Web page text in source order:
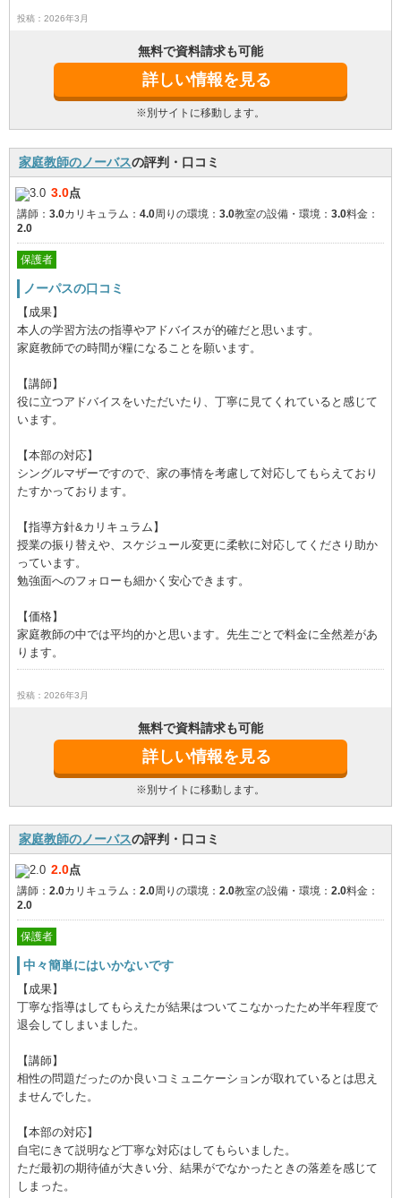
投稿：2026年3月
無料で資料請求も可能
詳しい情報を見る
※別サイトに移動します。
家庭教師のノーバスの評判・口コミ
3.0点
講師： 3.0カリキュラム： 4.0周りの環境： 3.0教室の設備・環境： 3.0料金：
2.0
保護者
ノーパスの口コミ
【成果】
本人の学習方法の指導やアドバイスが的確だと思います。
家庭教師での時間が糧になることを願います。
【講師】
役に立つアドバイスをいただいたり、丁寧に見てくれていると感じて
います。
【本部の対応】
シングルマザーですので、家の事情を考慮して対応してもらえており
たすかっております。
【指導方針&カリキュラム】
授業の振り替えや、スケジュール変更に柔軟に対応してくださり助か
っています。
勉強面へのフォローも細かく安心できます。
【価格】
家庭教師の中では平均的かと思います。先生ごとで料金に全然差があ
ります。
投稿：2026年3月
無料で資料請求も可能
詳しい情報を見る
※別サイトに移動します。
家庭教師のノーバスの評判・口コミ
2.0点
講師： 2.0カリキュラム： 2.0周りの環境： 2.0教室の設備・環境： 2.0料金：
2.0
保護者
中々簡単にはいかないです
【成果】
丁寧な指導はしてもらえたが結果はついてこなかったため半年程度で
退会してしまいました。
【講師】
相性の問題だったのか良いコミュニケーションが取れているとは思え
ませんでした。
【本部の対応】
自宅にきて説明など丁寧な対応はしてもらいました。
ただ最初の期待値が大きい分、結果がでなかったときの落差を感じて
しまった。